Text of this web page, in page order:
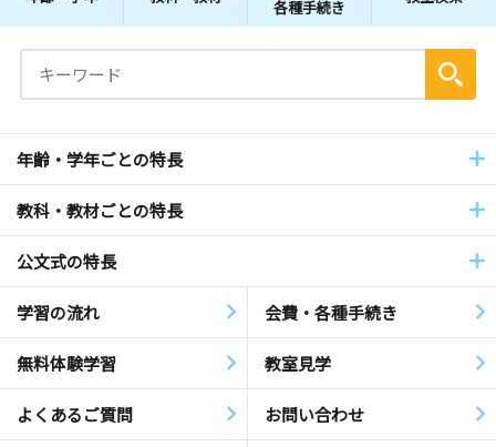
各種手続き
年齢・学年ごとの特長
教科・教材ごとの特長
公文式の特長
学習の流れ 会費・各種手続き
無料体験学習 教室見学
よくあるご質問 お問い合わせ